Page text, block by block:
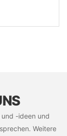
-ideen und
Weitere